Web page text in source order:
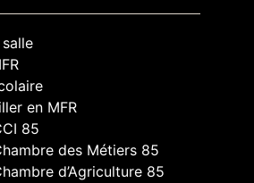
en MFR
85
des Métiers 85
d’Agriculture 85